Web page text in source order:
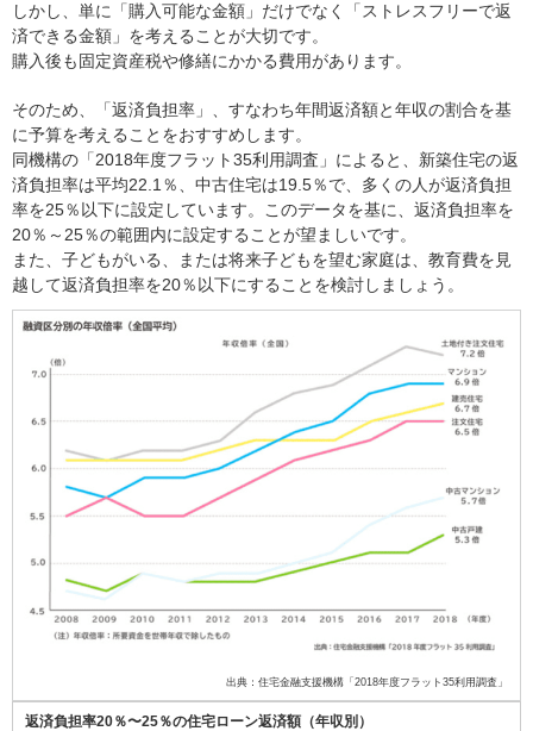
しかし、単に「購入可能な金額」だけでなく「ストレスフリーで返
済できる金額」を考えることが大切です。
購入後も固定資産税や修繕にかかる費用があります。
そのため、「返済負担率」、すなわち年間返済額と年収の割合を基
に予算を考えることをおすすめします。
同機構の「2018年度フラット35利用調査」によると、新築住宅の返
済負担率は平均22.1％、中古住宅は19.5％で、多くの人が返済負担
率を25％以下に設定しています。このデータを基に、返済負担率を
20％～25％の範囲内に設定することが望ましいです。
また、子どもがいる、または将来子どもを望む家庭は、教育費を見
越して返済負担率を20％以下にすることを検討しましょう。
出典：住宅金融支援機構「2018年度フラット35利用調査」
返済負担率20％〜25％の住宅ローン返済額（年収別）